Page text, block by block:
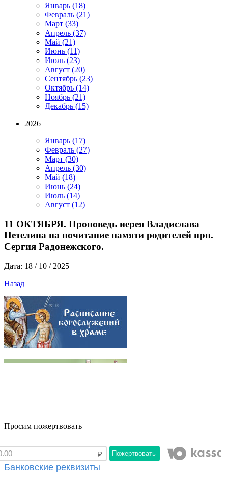
Январь (18)
Февраль (21)
Март (33)
Апрель (37)
Май (21)
Июнь (11)
Июль (23)
Август (20)
Сентябрь (23)
Октябрь (14)
Ноябрь (21)
Декабрь (15)
2026
Январь (17)
Февраль (27)
Март (30)
Апрель (30)
Май (18)
Июнь (24)
Июль (14)
Август (12)
11 ОКТЯБРЯ. Проповедь иерея Владислава
Петелина на почитание памяти родителей прп.
Сергия Радонежского.
Дата: 18 / 10 / 2025
Назад
Просим пожертвовать
Пожертвовать
Банковские реквизиты